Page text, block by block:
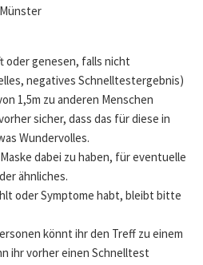
oder genesen, falls nicht
negatives Schnelltestergebnis)
1,5m zu anderen Menschen
sicher, dass das für diese in
Wundervolles.
dabei zu haben, für eventuelle
ähnliches.
oder Symptome habt, bleibt bitte
könnt ihr den Treff zu einem
ihr vorher einen Schnelltest